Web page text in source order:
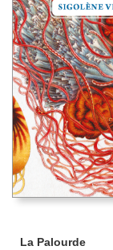
La Palourde